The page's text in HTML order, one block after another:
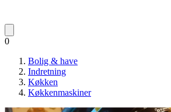
0
Bolig & have
Indretning
Køkken
Køkkenmaskiner